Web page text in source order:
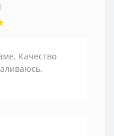
Качество